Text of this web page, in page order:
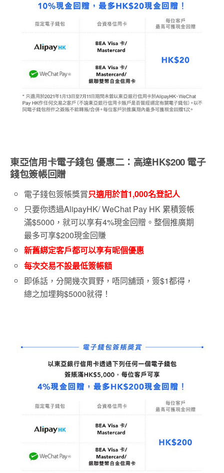
東亞信用卡電子錢包 優惠二： 高達HK$200 電子
錢包簽帳回贈
電子錢包簽帳獎賞只適用於首1,000名登記人
只要你透過AlipayHK/ WeChat Pay HK 累積簽帳
滿$5000，就可以享有4%現金回贈。整個推廣期
最多可享$200現金回賺
新舊綁定客戶都可以享有呢個優惠
每次交易不設最低簽帳額
即係話，分開幾次買野，唔同舖頭，簽$1都得，
總之加埋夠$5000就得！